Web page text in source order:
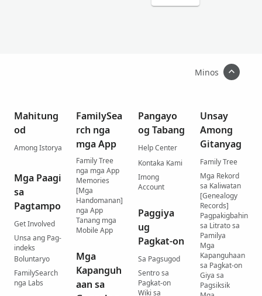
Minos
Mahitung
od
Among Istorya
Mga Paagi
sa
Pagtampo
Get Involved
Unsa ang Pag-
indeks
Boluntaryo
FamilySearch
nga Labs
FamilySea
rch nga
mga App
Family Tree
nga mga App
Memories
[Mga
Handomanan]
nga App
Tanang mga
Mobile App
Mga
Kapanguh
aan sa
Pangayo
og Tabang
Help Center
Kontaka Kami
Imong
Account
Paggiya
ug
Pagkat-on
Sa Pagsugod
Sentro sa
Pagkat-on
Wiki sa
Unsay
Among
Gitanyag
Family Tree
Mga Rekord
sa Kaliwatan
[Genealogy
Records]
Pagpakigbahin
sa Litrato sa
Pamilya
Mga
Kapanguhaan
sa Pagkat-on
Giya sa
Pagsiksik